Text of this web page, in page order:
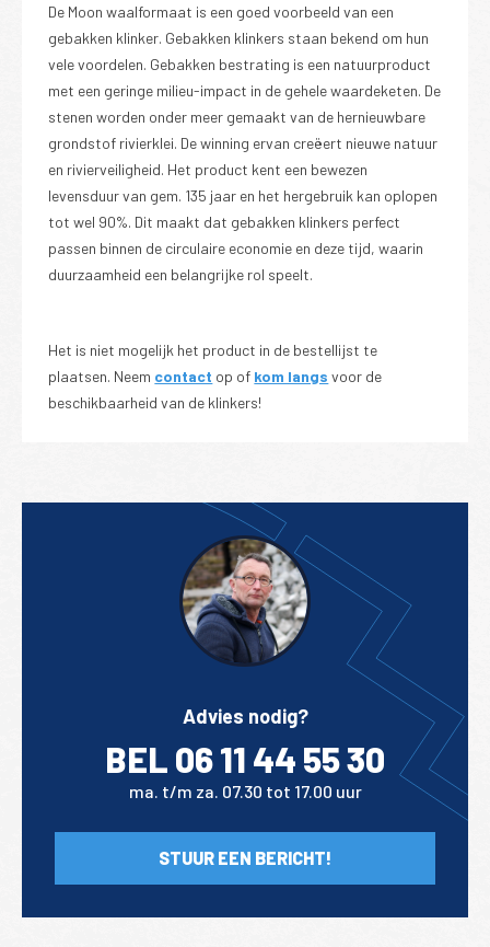
De Moon waalformaat is een goed voorbeeld van een
gebakken klinker. Gebakken klinkers staan bekend om hun
vele voordelen. Gebakken bestrating is een natuurproduct
met een geringe milieu-impact in de gehele waardeketen. De
stenen worden onder meer gemaakt van de hernieuwbare
grondstof rivierklei. De winning ervan creëert nieuwe natuur
en rivierveiligheid. Het product kent een bewezen
levensduur van gem. 135 jaar en het hergebruik kan oplopen
tot wel 90%. Dit maakt dat gebakken klinkers perfect
passen binnen de circulaire economie en deze tijd, waarin
duurzaamheid een belangrijke rol speelt.
Het is niet mogelijk het product in de bestellijst te
plaatsen. Neem contact op of kom langs voor de
beschikbaarheid van de klinkers!
Advies nodig?
BEL 06 11 44 55 30
ma. t/m za. 07.30 tot 17.00 uur
STUUR EEN BERICHT!